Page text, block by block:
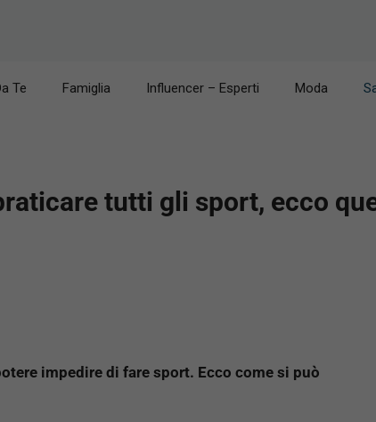
Te Famiglia Influencer – Esperti Moda
tutti gli sport, ecco
impedire di fare sport. Ecco come si può